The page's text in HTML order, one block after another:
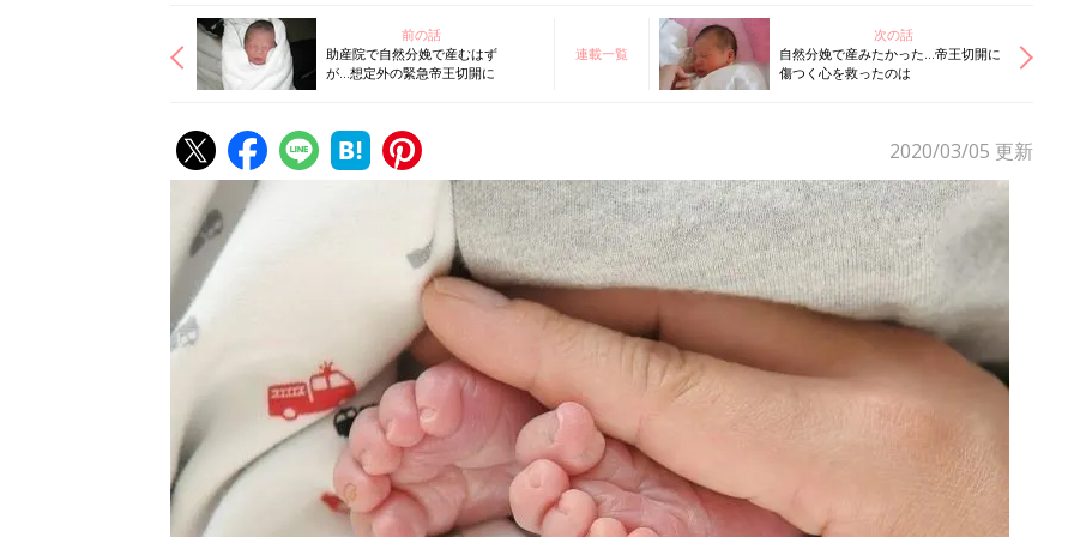
前の話
助産院で自然分娩で産むはず
が…想定外の緊急帝王切開に
連載一覧
次の話
自然分娩で産みたかった…帝王切開に
傷つく心を救ったのは
2020/03/05 更新